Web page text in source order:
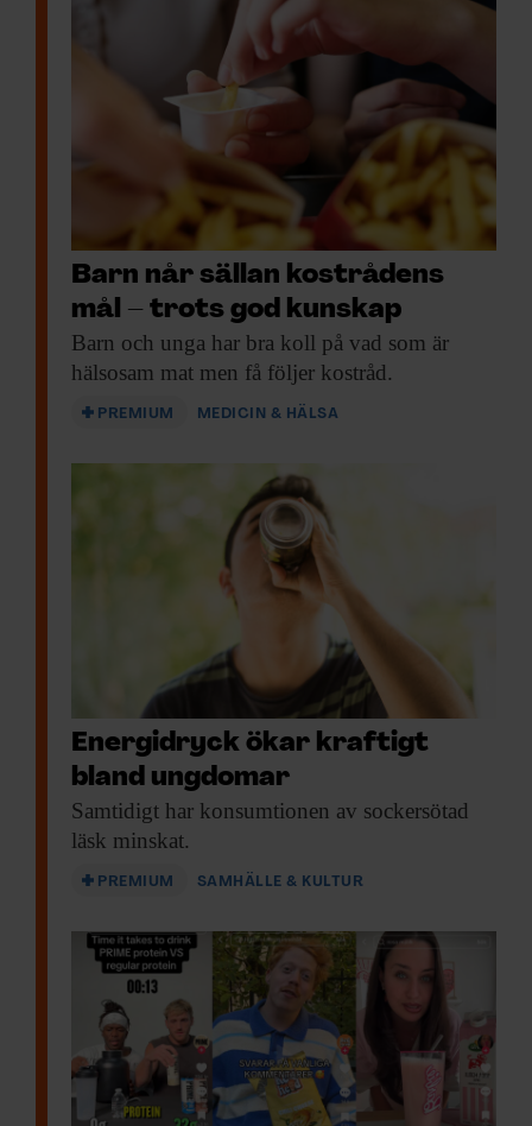
Barn når sällan kostrådens
mål – trots god kunskap
Barn och unga har bra koll på vad som är
hälsosam mat men få följer kostråd.
PREMIUM MEDICIN & HÄLSA
Energidryck ökar kraftigt
bland ungdomar
Samtidigt har konsumtionen av sockersötad
läsk minskat.
PREMIUM SAMHÄLLE & KULTUR